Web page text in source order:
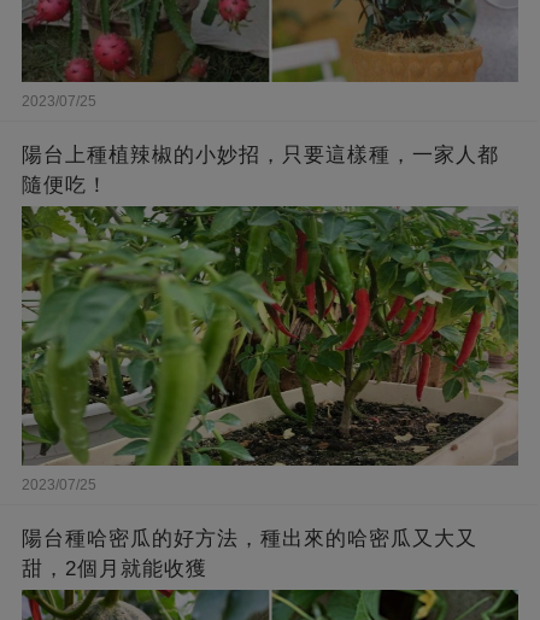
2023/07/25
陽台上種植辣椒的小妙招，只要這樣種，一家人都
隨便吃！
2023/07/25
陽台種哈密瓜的好方法，種出來的哈密瓜又大又
甜，2個月就能收獲